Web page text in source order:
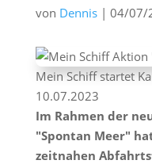
von Dennis| 04/07/
Mein Schiff startet
10.07.2023
Im Rahmen der
"Spontan Meer"
zeitnahen